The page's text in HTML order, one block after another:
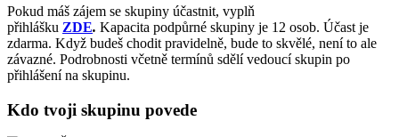
Pokud máš zájem se skupiny účastnit, vyplň
přihlášku ZDE. Kapacita podpůrné skupiny je 12 osob. Účast je
zdarma. Když budeš chodit pravidelně, bude to skvělé, není to ale
závazné. Podrobnosti včetně termínů sdělí vedoucí skupin po
přihlášení na skupinu.
Kdo tvoji skupinu povede